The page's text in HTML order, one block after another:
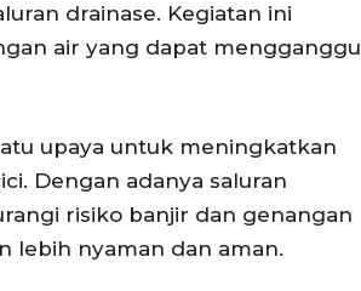
drainase. Kegiatan ini
air yang dapat mengganggu
upaya untuk meningkatkan
Dengan adanya saluran
risiko banjir dan genangan
lebih nyaman dan aman.